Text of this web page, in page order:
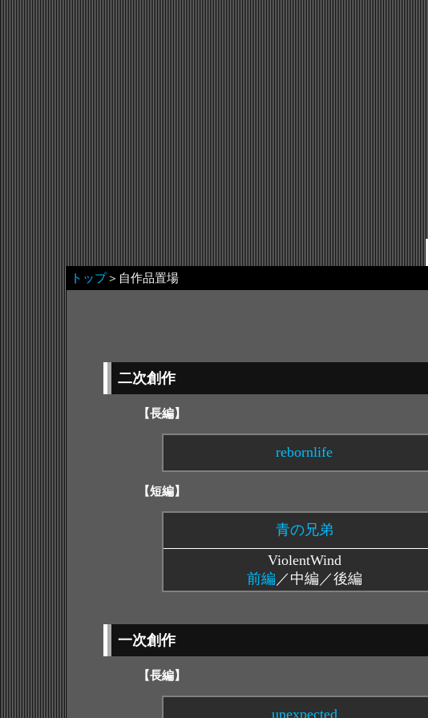
トップ＞自作品置場
二次創作
【長編】
rebornlife
【短編】
青の兄弟
ViolentWind
前編 ／中編／後編
一次創作
【長編】
unexpected